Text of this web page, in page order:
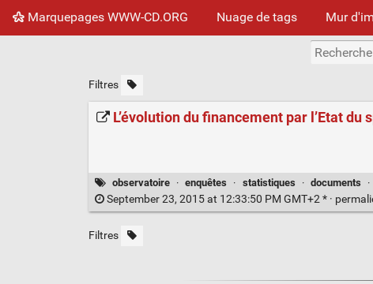
Marquepages WWW-CD.ORG Nuage de tags Mur
Filtres
L’évolution du financement par l’Etat
observatoire · enquêtes · statistiques · documents ·
September 23, 2015 at 12:33:50 PM GMT+2 * ·
Filtres